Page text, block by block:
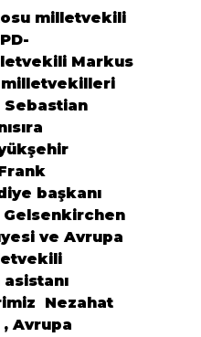
milletvekili
Markus
milletvekilleri
Sebastian
başkanı
Gelsenkirchen
ve Avrupa
Nezahat
, Avrupa